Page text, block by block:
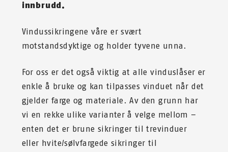
innbrudd.
Vindussikringene våre er svært
motstandsdyktige og holder tyvene unna.
For oss er det også viktig at alle vinduslåser er
enkle å bruke og kan tilpasses vinduet når det
gjelder farge og materiale. Av den grunn har
vi en rekke ulike varianter å velge mellom –
enten det er brune sikringer til trevinduer
eller hvite/sølvfargede sikringer til